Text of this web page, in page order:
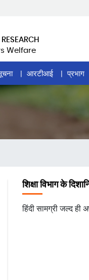
Welfare
आरटीआई प्रभाग
शिक्षा विभाग के
हिंदी सामग्री जल्द ही